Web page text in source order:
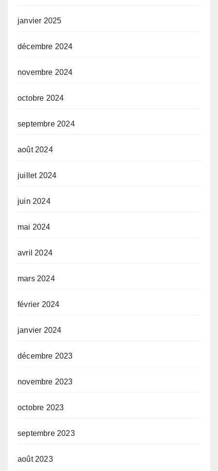
janvier 2025
décembre 2024
novembre 2024
octobre 2024
septembre 2024
août 2024
juillet 2024
juin 2024
mai 2024
avril 2024
mars 2024
février 2024
janvier 2024
décembre 2023
novembre 2023
octobre 2023
septembre 2023
août 2023